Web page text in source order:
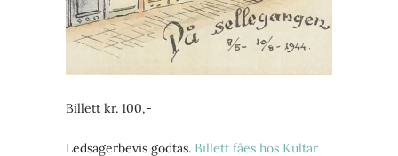
Billett kr. 100,-
Ledsagerbevis godtas. Billett fåes hos Kultar